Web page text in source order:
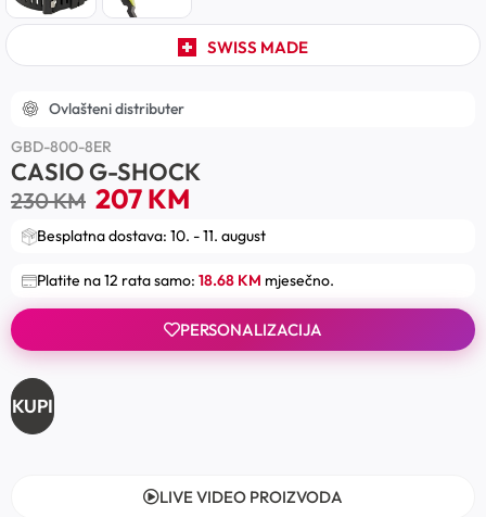
SWISS MADE
Ovlašteni distributer
GBD-800-8ER
CASIO G-SHOCK
230KM 207KM
Besplatna dostava: 10. - 11. august
Platite na 12 rata samo: 18.68 KM mjesečno.
PERSONALIZACIJA
KUPI
LIVE VIDEO PROIZVODA